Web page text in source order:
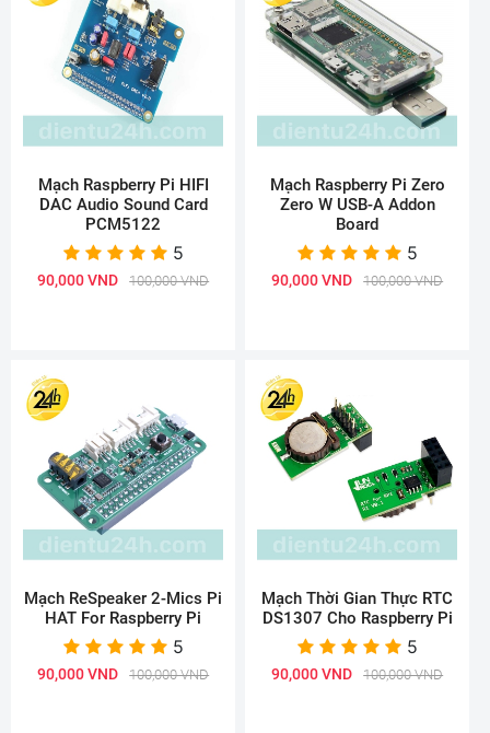
Mạch Raspberry Pi HIFI
DAC Audio Sound Card
PCM5122
5
90,000 VND 100,000 VND
Mạch Raspberry Pi Zero
Zero W USB-A Addon
Board
5
90,000 VND 100,000 VND
Mạch ReSpeaker 2-Mics Pi
HAT For Raspberry Pi
5
90,000 VND 100,000 VND
Mạch Thời Gian Thực RTC
DS1307 Cho Raspberry Pi
5
90,000 VND 100,000 VND